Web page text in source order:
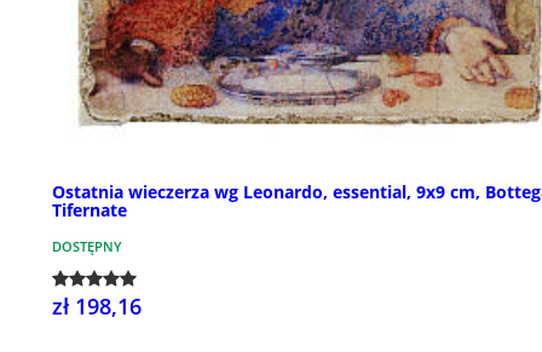
Ostatnia wieczerza wg Leonardo, essential, 9x9 cm,
Tifernate
DOSTĘPNY
zł 198,16